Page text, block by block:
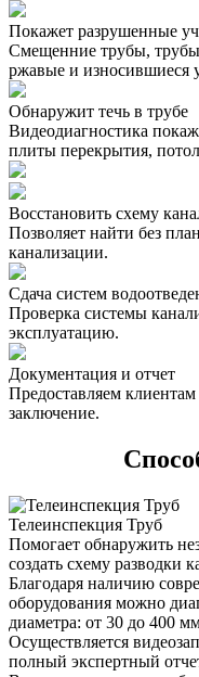
Покажет разрушенные
Смещенние трубы,
ржавые и износившиеся
Обнаружит течь в трубе
Видеодиагностика
плиты перекрытия,
Восстановить схему
Позволяет найти без
канализации.
Сдача систем
Проверка системы
эксплуатацию.
Документация и отчет
Предоставляем
заключение.
Телеинспекция Труб
Помогает обнаружить
создать схему разводки
Благодаря наличию
оборудования можно
диаметра: от 30 до 400
Осуществляется
полный экспертный